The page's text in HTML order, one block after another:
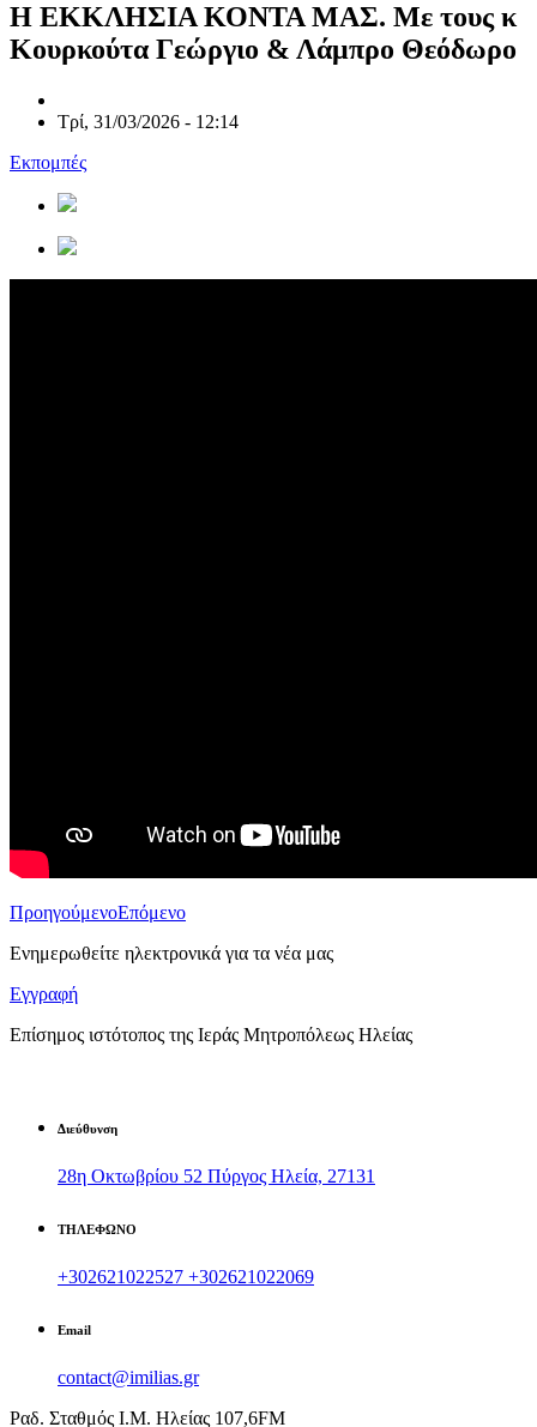
Η ΕΚΚΛΗΣΙΑ ΚΟΝΤΑ ΜΑΣ. Με τους κ
Κουρκούτα Γεώργιο & Λάμπρο Θεόδωρο
Τρί, 31/03/2026 - 12:14
Εκπομπές
ΠροηγούμενοΕπόμενο
Ενημερωθείτε ηλεκτρονικά για τα νέα μας
Εγγραφή
Επίσημος ιστότοπος της Ιεράς Μητροπόλεως Ηλείας
Διεύθυνση
28η Οκτωβρίου 52 Πύργος Ηλεία, 27131
ΤΗΛΕΦΩΝΟ
+302621022527 +302621022069
Email
contact@imilias.gr
Ραδ. Σταθμός Ι.Μ. Ηλείας 107,6FM